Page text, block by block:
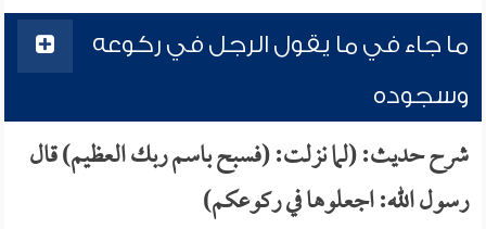
ما جاء في ما يقول الرجل في ركوعه
وسجوده
شرح حديث: (لما نزلت: (فسبح باسم ربك العظيم) قال
رسول الله: اجعلوها في ركوعكم)